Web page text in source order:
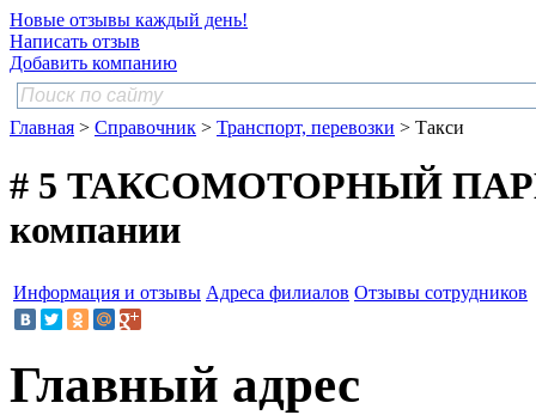
Новые отзывы каждый день!
Написать отзыв
Добавить компанию
Главная > Справочник > Транспорт, перевозки > Такси
# 5 ТАКСОМОТОРНЫЙ
компании
Информация и отзывы Адреса филиалов Отзывы сотрудников
Главный адрес